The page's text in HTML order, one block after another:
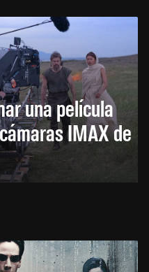
una película
IMAX de